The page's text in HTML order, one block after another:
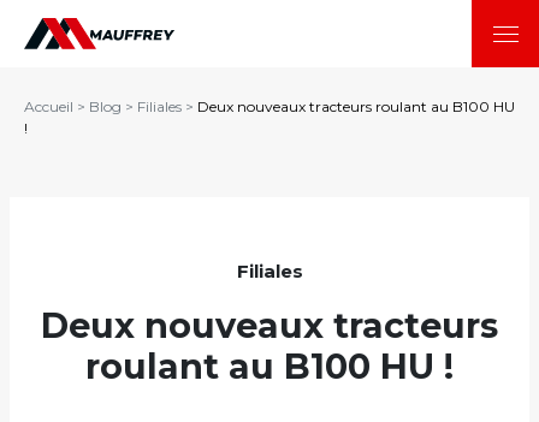
Accueil > Blog > Filiales > Deux nouveaux tracteurs roulant au B100 HU
!
Filiales
Deux nouveaux tracteurs
roulant au B100 HU !